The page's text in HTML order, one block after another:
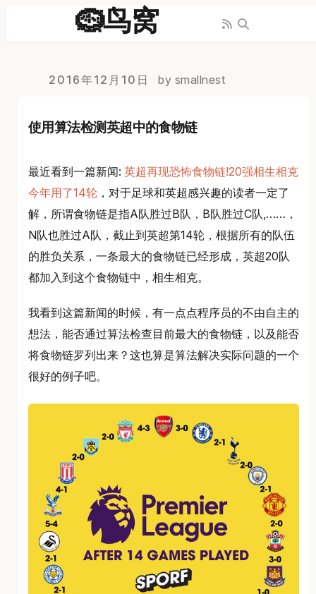
🪹鸟窝
2016年12月10日 by smallnest
使用算法检测英超中的食物链
最近看到一篇新闻: 英超再现恐怖食物链!20强相生相克
今年用了14轮 ，对于足球和英超感兴趣的读者一定了
解，所谓食物链是指A队胜过B队，B队胜过C队,……，
N队也胜过A队，截止到英超第14轮，根据所有的队伍
的胜负关系，一条最大的食物链已经形成，英超20队
都加入到这个食物链中，相生相克。
我看到这篇新闻的时候，有一点点程序员的不由自主的
想法，能否通过算法检查目前最大的食物链，以及能否
将食物链罗列出来？这也算是算法解决实际问题的一个
很好的例子吧。